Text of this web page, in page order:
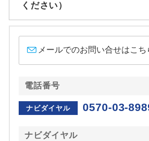
ください）
メールでのお問い合せはこち
電話番号
ナビダイヤル 0570-03-
ナビダイヤル